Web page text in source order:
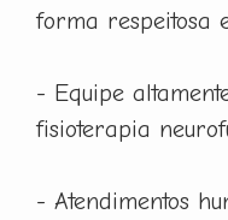
forma respeitosa
- Equipe
fisioterapia
- Atendimentos